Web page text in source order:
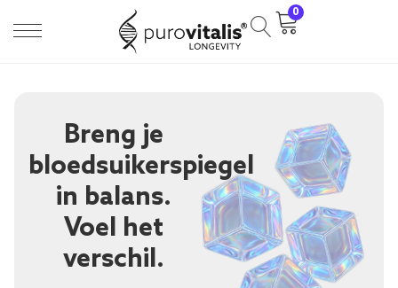
0
Breng je
bloedsuikerspiegel
in balans.
Voel het
verschil.